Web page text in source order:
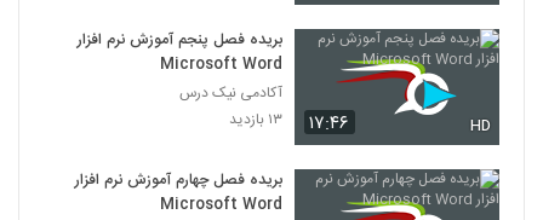
۱۷:۴۶ HD
بریده فصل پنجم آموزش نرم افزار
Microsoft Word
آکادمی نیک درس
۱۳ بازدید
بریده فصل چهارم آموزش نرم افزار
Microsoft Word